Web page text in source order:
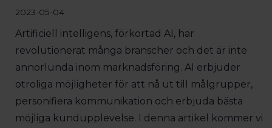
2023-05-04
Artificiell intelligens, förkortad AI, har
revolutionerat många branscher och det är inte
annorlunda inom marknadsföring. AI erbjuder
otroliga möjligheter för att nå ut till målgrupper,
personifiera kommunikation och erbjuda bästa
möjliga kundupplevelse. I denna artikel kommer vi